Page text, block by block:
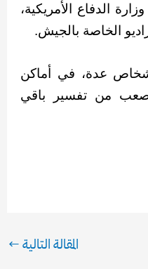
الدفاع الأمريكية،
الخاصة بالجيش.
عدة، في أماكن
من تفسير باقي
المقالة التالية←